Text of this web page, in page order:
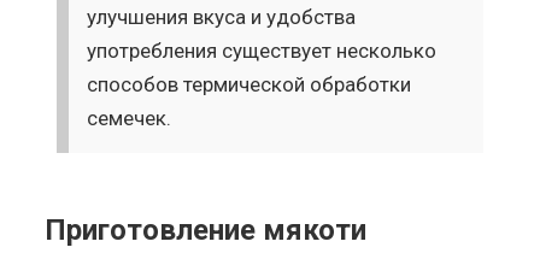
улучшения вкуса и удобства
употребления существует несколько
способов термической обработки
семечек.
Приготовление мякоти